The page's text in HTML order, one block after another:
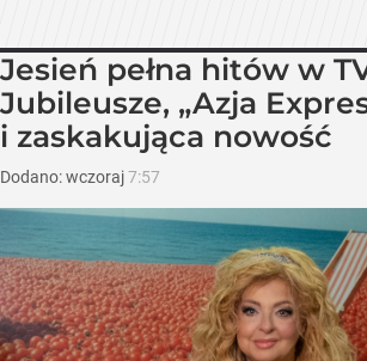
Jesień pełna hitów w
Jubileusze, „Azja
i zaskakująca nowość
Dodano:wczoraj7:57